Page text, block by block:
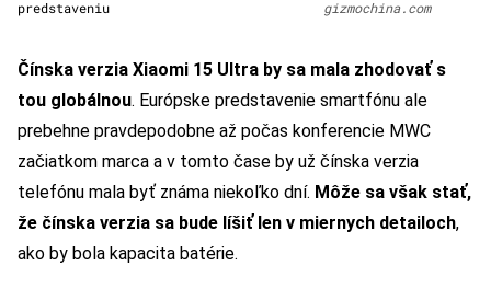
predstaveniu
gizmochina.com
Čínska verzia Xiaomi 15 Ultra by sa mala zhodovať s
tou globálnou. Európske predstavenie smartfónu ale
prebehne pravdepodobne až počas konferencie MWC
začiatkom marca a v tomto čase by už čínska verzia
telefónu mala byť známa niekoľko dní. Môže sa však stať,
že čínska verzia sa bude líšiť len v miernych detailoch,
ako by bola kapacita batérie.